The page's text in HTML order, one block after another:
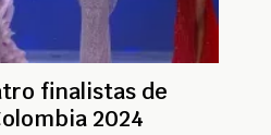
finalistas de
2024